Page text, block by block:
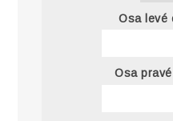
Osa levé
Osa